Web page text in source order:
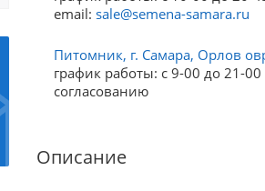
email: sale@semena-samara.ru
Питомник, г. Самара, Орлов
график работы: с 9-00 до 21-
согласованию
Описание